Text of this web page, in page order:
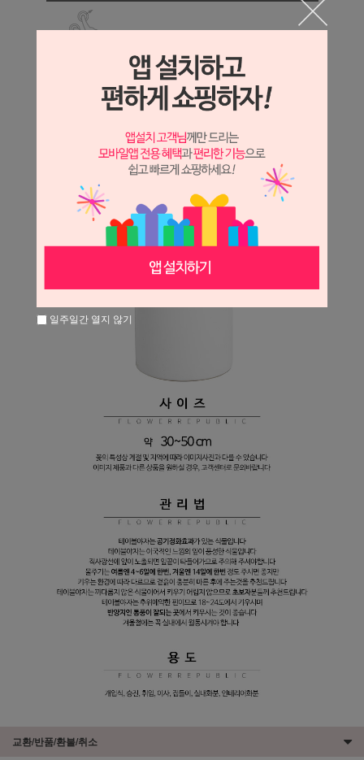
상세 정보를 확대해 보실 수 있습니다.
교환/반품/환불/취소
일주일간 열지 않기